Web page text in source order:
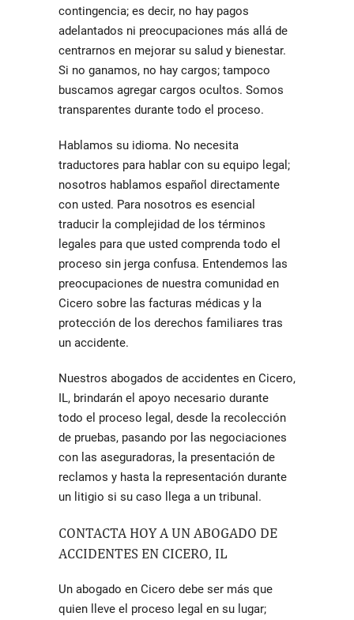
contingencia; es decir, no hay pagos
adelantados ni preocupaciones más allá de
centrarnos en mejorar su salud y bienestar.
Si no ganamos, no hay cargos; tampoco
buscamos agregar cargos ocultos. Somos
transparentes durante todo el proceso.
Hablamos su idioma. No necesita
traductores para hablar con su equipo legal;
nosotros hablamos español directamente
con usted. Para nosotros es esencial
traducir la complejidad de los términos
legales para que usted comprenda todo el
proceso sin jerga confusa. Entendemos las
preocupaciones de nuestra comunidad en
Cicero sobre las facturas médicas y la
protección de los derechos familiares tras
un accidente.
Nuestros abogados de accidentes en Cicero,
IL, brindarán el apoyo necesario durante
todo el proceso legal, desde la recolección
de pruebas, pasando por las negociaciones
con las aseguradoras, la presentación de
reclamos y hasta la representación durante
un litigio si su caso llega a un tribunal.
CONTACTA HOY A UN ABOGADO DE
ACCIDENTES EN CICERO, IL
Un abogado en Cicero debe ser más que
quien lleve el proceso legal en su lugar;